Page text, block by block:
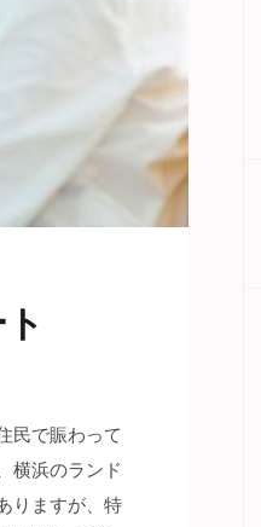
民で賑わって
横浜のランド
りますが、特